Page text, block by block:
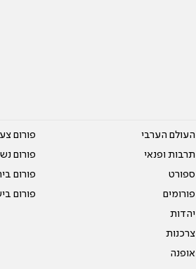
העולם הערבי
תרבות ופנאי
ספורט
פורומים
יהדות
צרכנות
אופנה
פורום
פורום
פורום
פורום